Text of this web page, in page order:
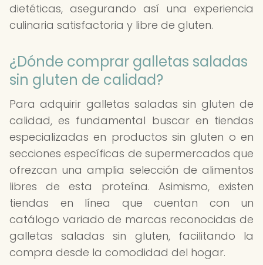
dietéticas, asegurando así una experiencia
culinaria satisfactoria y libre de gluten.
¿Dónde comprar galletas saladas
sin gluten de calidad?
Para adquirir galletas saladas sin gluten de
calidad, es fundamental buscar en tiendas
especializadas en productos sin gluten o en
secciones específicas de supermercados que
ofrezcan una amplia selección de alimentos
libres de esta proteína. Asimismo, existen
tiendas en línea que cuentan con un
catálogo variado de marcas reconocidas de
galletas saladas sin gluten, facilitando la
compra desde la comodidad del hogar.